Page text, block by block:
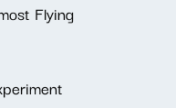
Flying